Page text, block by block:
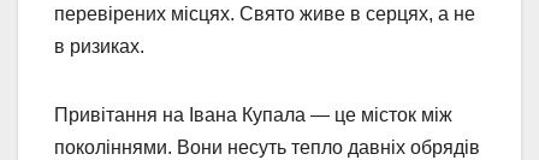
перевірених місцях. Свято живе в серцях, а не
в ризиках.
Привітання на Івана Купала — це місток між
поколіннями. Вони несуть тепло давніх обрядів